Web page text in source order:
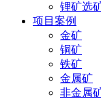
锂矿选
项目案例
金矿
铜矿
铁矿
金属矿
非金属